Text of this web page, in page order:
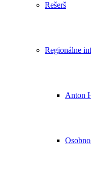
Rešerš
Regionálne
Anton